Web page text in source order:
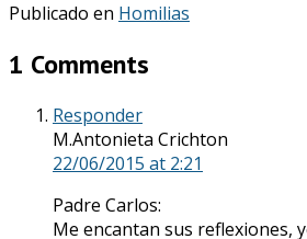
Publicado en Homilias
1 Comments
Responder
M.Antonieta Crichton
22/06/2015 at 2:21
Padre Carlos:
Me encantan sus reflexiones,